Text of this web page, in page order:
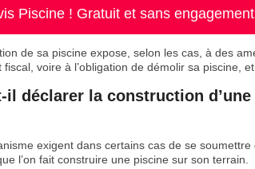
Piscine ! Gratuit et sans
de sa piscine expose, selon les cas, à des
voire à l’obligation de démolir sa piscine,
il déclarer la construction
exigent dans certains cas de se
l’on fait construire une piscine sur son terrain.